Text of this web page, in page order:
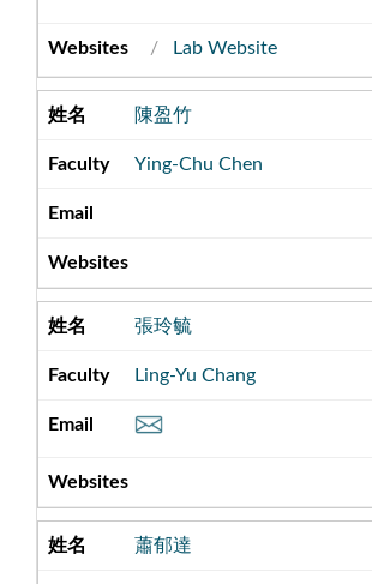
Lab Website
陳盈竹
Ying-Chu Chen
張玲毓
Ling-Yu Chang
蕭郁達